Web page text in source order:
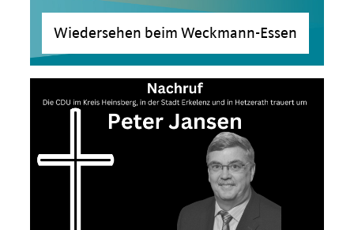
Wiedersehen beim Weckmann-Essen